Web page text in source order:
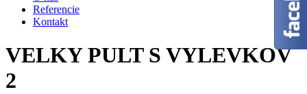
Referencie
Kontakt
VELKY PULT S VYLEVKOV
2